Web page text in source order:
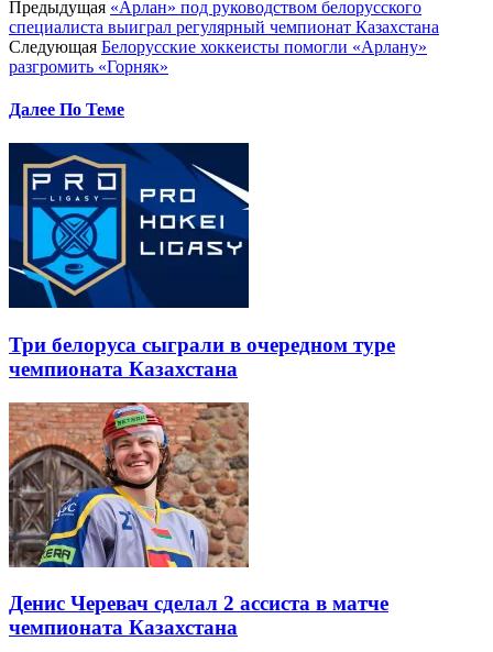
Предыдущая «Арлан» под руководством белорусского
специалиста выиграл регулярный чемпионат Казахстана
Следующая Белорусские хоккеисты помогли «Арлану»
разгромить «Горняк»
Далее По Теме
Три белоруса сыграли в очередном туре
чемпионата Казахстана
Денис Черевач сделал 2 ассиста в матче
чемпионата Казахстана